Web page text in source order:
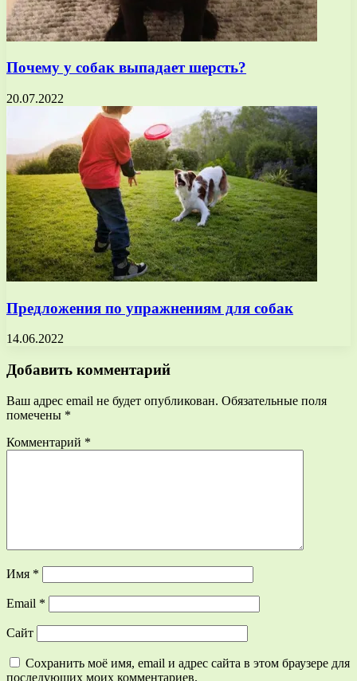
Почему у собак выпадает шерсть?
20.07.2022
Предложения по упражнениям для собак
14.06.2022
Добавить комментарий
Ваш адрес email не будет опубликован. Обязательные поля
помечены *
Комментарий *
Имя *
Email *
Сайт
Сохранить моё имя, email и адрес сайта в этом браузере для
последующих моих комментариев.